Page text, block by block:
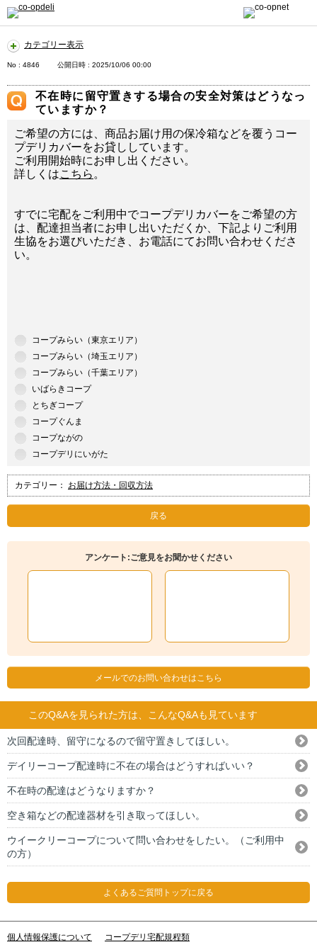
カテゴリー表示
No : 4846 公開日時 : 2025/10/06 00:00
不在時に留守置きする場合の安全対策はどうなっ
ていますか？
ご希望の方には、商品お届け用の保冷箱などを覆うコー
プデリカバーをお貸ししています。
ご利用開始時にお申し出ください。
詳しくはこちら 。
すでに宅配をご利用中でコープデリカバーをご希望の方
は、配達担当者にお申し出いただくか、下記よりご利用
生協をお選びいただき、お電話にてお問い合わせくださ
い。
コープみらい（東京エリア）
コープみらい（埼玉エリア）
コープみらい（千葉エリア）
いばらきコープ
とちぎコープ
コープぐんま
コープながの
コープデリにいがた
カテゴリー： お届け方法・回収方法
戻る
アンケート:ご意見をお聞かせください
メールでのお問い合わせはこちら
このQ&Aを見られた方は、こんなQ&Aも見ています
次回配達時、留守になるので留守置きしてほしい。
デイリーコープ配達時に不在の場合はどうすればいい？
不在時の配達はどうなりますか？
空き箱などの配達器材を引き取ってほしい。
ウイークリーコープについて問い合わせをしたい。（ご利用中
の方）
よくあるご質問トップに戻る
個人情報保護について コープデリ宅配規程類